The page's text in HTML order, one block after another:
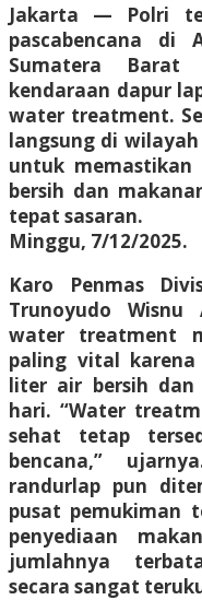
Jakarta — Polri
pascabencana di
Sumatera Barat
kendaraan dapur
water treatment.
langsung di
untuk
bersih dan
tepat sasaran.
Minggu, 7/12/2025.
Karo Penmas
Trunoyudo Wisnu
water treatment
paling vital karena
liter air bersih
hari. “Water
sehat tetap
bencana,”
randurlap pun
pusat pemukiman
penyediaan
jumlahnya
secara sangat